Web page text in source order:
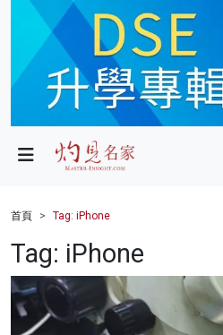
政局
財經
健康
商業
首頁 Tag: iPhone
Tag: iPhone